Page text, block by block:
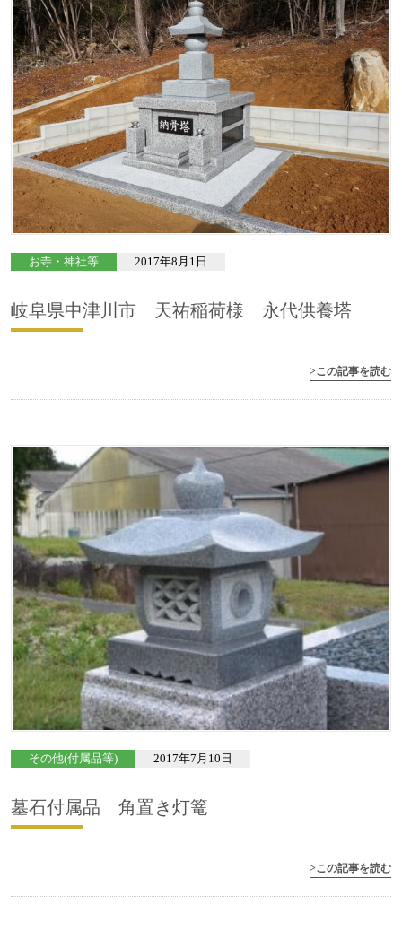
お寺・神社等 2017年8月1日
岐阜県中津川市 天祐稲荷様 永代供養塔
>この記事を読む
その他(付属品等) 2017年7月10日
墓石付属品 角置き灯篭
>この記事を読む